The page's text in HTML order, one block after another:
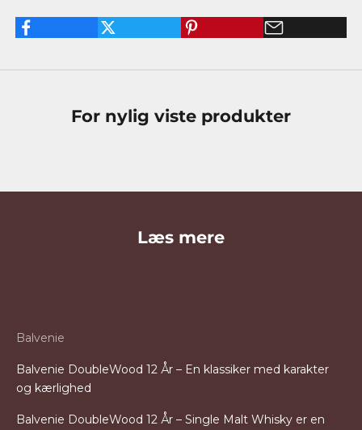
For nylig viste produkter
Læs mere
Balvenie
Balvenie DoubleWood 12 År – En klassiker med karakter
og kærlighed
Balvenie DoubleWood 12 År – Single Malt Whisky er en